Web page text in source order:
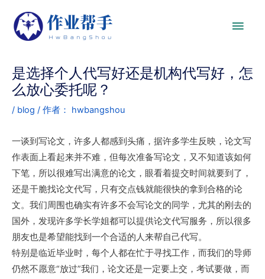
是选择个人代写好还是机构代写好，怎
么放心委托呢？
/ blog / 作者： hwbangshou
一谈到写论文，许多人都感到头痛，据许多学生反映，论文写
作表面上看起来并不难，但每次准备写论文，又不知道该如何
下笔，所以很难写出满意的论文，眼看着提交时间就要到了，
还是干脆找论文代写，只有交点钱就能很快的拿到合格的论
文。我们周围也确实有许多不会写论文的同学，尤其的刚去的
国外，发现许多学长学姐都可以提供论文代写服务，所以很多
朋友也是希望能找到一个合适的人来帮自己代写。
特别是临近毕业时，每个人都在忙于寻找工作，而我们的导师
仍然不愿意“放过”我们，论文还是一定要上交，考试要做，而